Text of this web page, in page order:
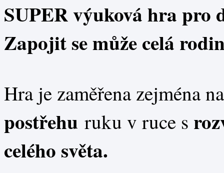
SUPER výuková hra pro
Zapojit se může celá
Hra je zaměřena zejména
postřehu ruku v ruce s
celého světa.